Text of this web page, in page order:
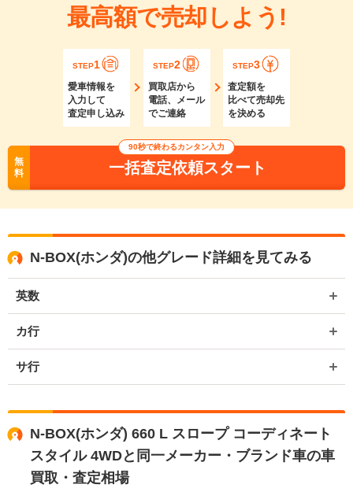
最高額で売却しよう!
STEP1
愛車情報を
入力して
査定申し込み
STEP2
買取店から
電話、メール
でご連絡
STEP3
査定額を
比べて売却先
を決める
無
料
90秒で終わるカンタン入力
一括査定依頼スタート
N-BOX(ホンダ)の他グレード詳細を見てみる
英数
カ行
サ行
N-BOX(ホンダ) 660 L スロープ コーディネート
スタイル 4WDと同一メーカー・ブランド車の車
買取・査定相場